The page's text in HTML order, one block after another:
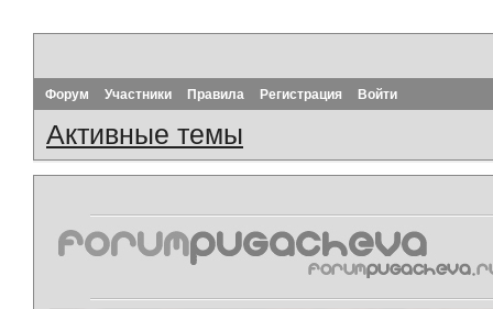
Форум Участники Правила Регистрация Войти
Активные темы